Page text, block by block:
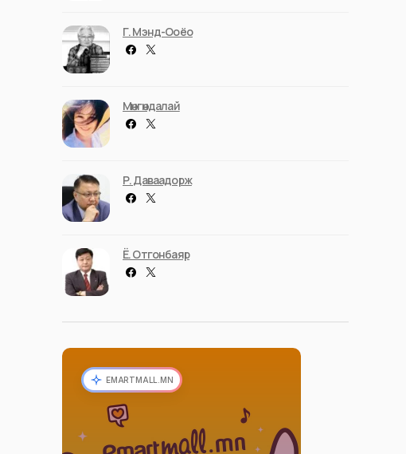
Г. Мэнд-Ооёо
Мөнгөндалай
Р. Даваадорж
Ё. Отгонбаяр
EMARTMALL.MN